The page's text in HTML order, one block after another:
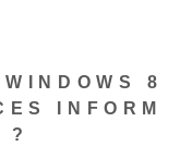
8
INFORM
?